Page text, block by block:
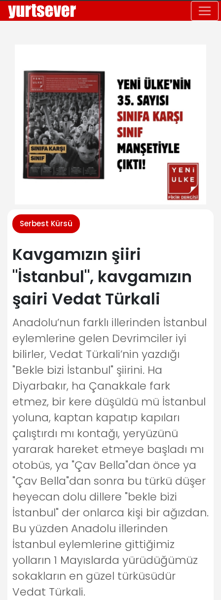
Serbest Kürsü
Kavgamızın şiiri
"İstanbul", kavgamızın
şairi Vedat Türkali
Anadolu’nun farklı illerinden İstanbul
eylemlerine gelen Devrimciler iyi
bilirler, Vedat Türkali’nin yazdığı
"Bekle bizi İstanbul" şiirini. Ha
Diyarbakır, ha Çanakkale fark
etmez, bir kere düşüldü mü İstanbul
yoluna, kaptan kapatıp kapıları
çalıştırdı mı kontağı, yeryüzünü
yararak hareket etmeye başladı mı
otobüs, ya "Çav Bella"dan önce ya
"Çav Bella"dan sonra bu türkü düşer
heyecan dolu dillere "bekle bizi
İstanbul" der onlarca kişi bir ağızdan.
Bu yüzden Anadolu illerinden
İstanbul eylemlerine gittiğimiz
yolların 1 Mayıslarda yürüdüğümüz
sokakların en güzel türküsüdür
Vedat Türkali.